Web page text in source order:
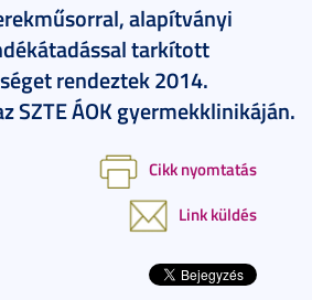
alapítványi
tarkított
rendeztek 2014.
SZTE ÁOK gyermekklinikáján.
Cikk nyomtatás
Link küldés